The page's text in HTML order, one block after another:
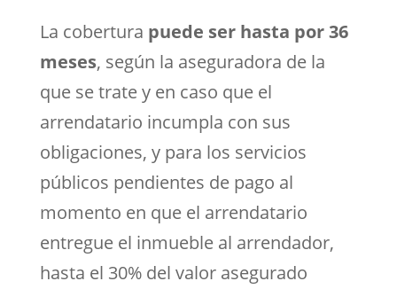
La cobertura puede ser hasta por 36
meses, según la aseguradora de la
que se trate y en caso que el
arrendatario incumpla con sus
obligaciones, y para los servicios
públicos pendientes de pago al
momento en que el arrendatario
entregue el inmueble al arrendador,
hasta el 30% del valor asegurado